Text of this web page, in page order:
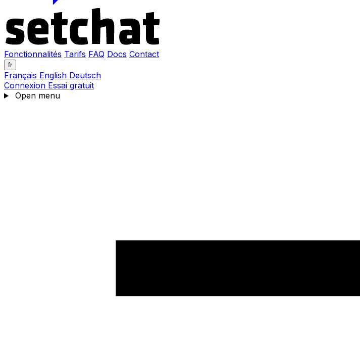
Fonctionnalités Tarifs FAQ Docs Contact
fr
Français English Deutsch
Connexion Essai gratuit
Open menu